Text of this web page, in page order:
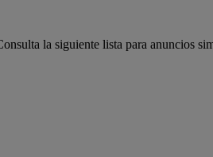
la siguiente lista para anuncios